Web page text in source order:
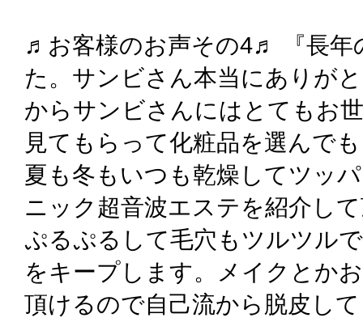
♬お客様のお声その4♬ 『長年
た。サンビさん本当にありが
からサンビさんにはとてもお
見てもらって化粧品を選んで
夏も冬もいつも乾燥してツッ
ニック超音波エステを紹介し
ぷるぷるして毛穴もツルツル
をキープします。メイクとか
頂けるので自己流から脱皮